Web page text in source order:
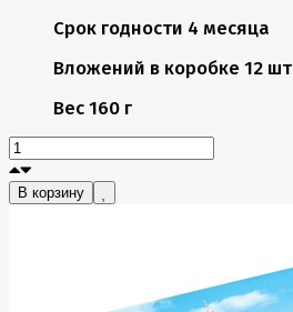
Срок годности 4 месяца
Вложений в коробке 12 шт
Вес 160 г
В корзину